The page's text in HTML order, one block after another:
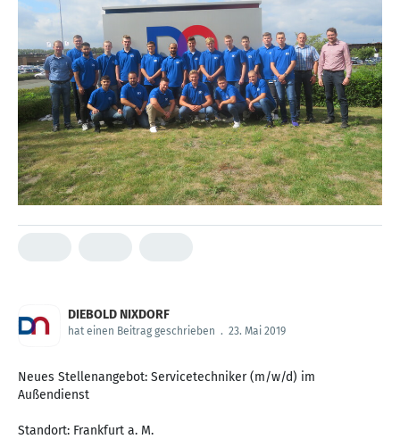
DIEBOLD NIXDORF
hat einen Beitrag geschrieben . 23. Mai 2019
Neues Stellenangebot: Servicetechniker (m/w/d) im
Außendienst
Standort: Frankfurt a. M.